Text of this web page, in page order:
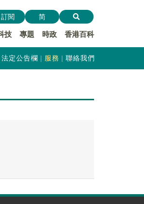
技 專題 時政 香港百科
訂閱 简
法定公告欄 服務 聯絡我們